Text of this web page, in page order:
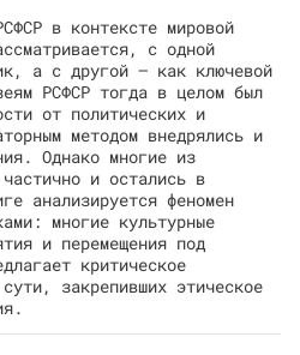
в контексте мировой
с одной
а с другой — как ключевой
РСФСР тогда в целом был
от политических и
методом внедрялись и
Однако многие из
и остались в
анализируется феномен
многие культурные
и перемещения под
критическое
закрепивших этическое